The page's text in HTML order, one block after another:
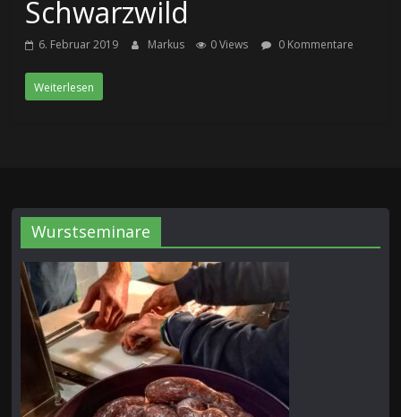
Schwarzwild
6. Februar 2019 Markus 0 Views 0 Kommentare
Weiterlesen
Wurstseminare